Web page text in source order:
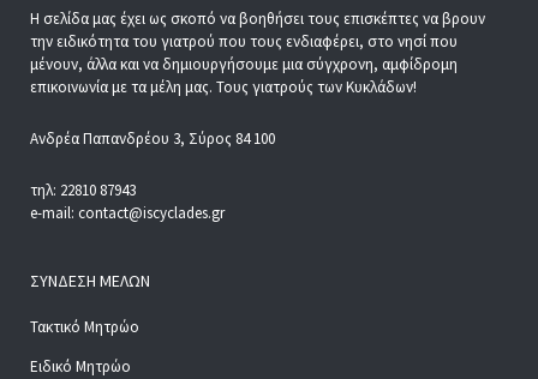
Η σελίδα μας έχει ως σκοπό να βοηθήσει τους επισκέπτες να βρουν
την ειδικότητα του γιατρού που τους ενδιαφέρει, στο νησί που
μένουν, άλλα και να δημιουργήσουμε μια σύγχρονη, αμφίδρομη
επικοινωνία με τα μέλη μας. Τους γιατρούς των Κυκλάδων!
Ανδρέα Παπανδρέου 3, Σύρος 84 100
τηλ: 22810 87943
e-mail: contact@iscyclades.gr
ΣΎΝΔΕΣΗ ΜΕΛΏΝ
Τακτικό Μητρώο
Ειδικό Μητρώο